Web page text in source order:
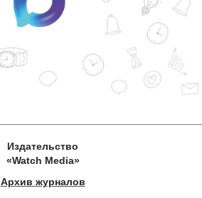
Издательство
«Watch Media»
Архив журналов